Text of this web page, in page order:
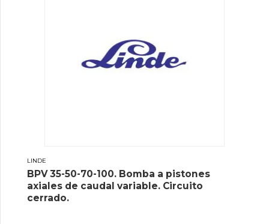
LINDE
BPV 35-50-70-100. Bomba a pistones
axiales de caudal variable. Circuito
cerrado.